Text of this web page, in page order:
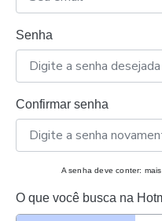
Senha
Confirmar senha
A senha deve conter:
O que você busca na